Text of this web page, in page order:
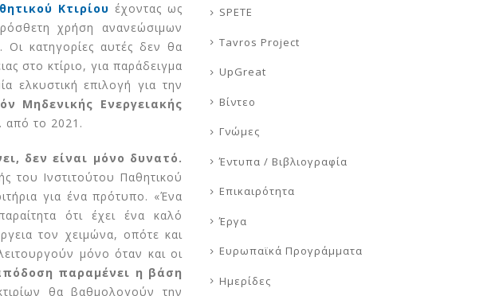
Κτιρίου έχοντας ως
χρήση ανανεώσιμων
. Οι κατηγορίες αυτές δεν θα
στο κτίριο, για παράδειγμα
ελκυστική επιλογή για την
Μηδενικής Ενεργειακής
από το 2021.
δεν είναι μόνο δυνατό.
του Ινστιτούτου Παθητικού
για ένα πρότυπο. «Ένα
ότι έχει ένα καλό
τον χειμώνα, οπότε και
μόνο όταν και οι
παραμένει η βάση
θα βαθμολογούν την
SPETE
Tavros Project
UpGreat
Βίντεο
Γνώμες
Έντυπα / Βιβλιογραφία
Επικαιρότητα
Έργα
Ευρωπαϊκά Προγράμματα
Ημερίδες